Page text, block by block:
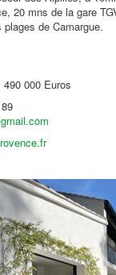
20 mns de la gare
de Camargue.
000 Euros